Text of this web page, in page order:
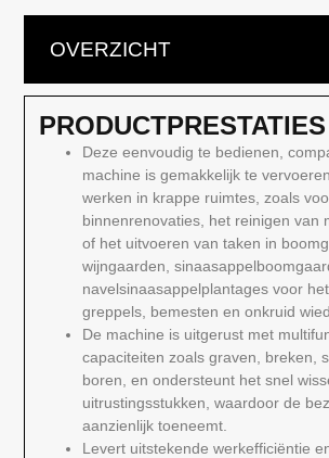
OVERZICHT
PRODUCTPRESTATIES
Deze eenvoudig te bedienen,
machine is gemakkelijk te
werken in krappe ruimtes, zoals
binnenrenovaties, het reinigen van
of het uitvoeren van taken in
wijngaarden,
navelsinaasappelplantages voor
greppels, bemesten en onkruid
De machine is uitgerust met
capaciteiten zoals graven, breken,
boren, en ondersteunt het snel
uitrustingsstukken, waardoor de
aanzienlijk toeneemt.
Levert uitstekende werkefficiëntie